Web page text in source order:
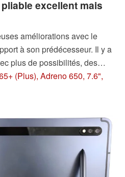
excellent mais
améliorations avec le
à son prédécesseur. Il y a
plus de possibilités, des
une meilleure autonomie,
le même que celui de l'an
(Plus), Adreno 650, 7.6",